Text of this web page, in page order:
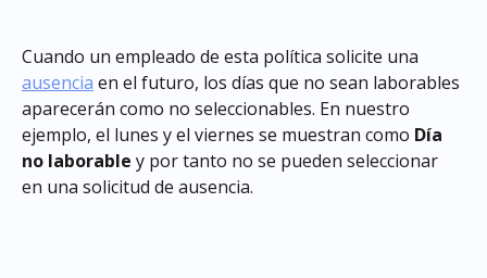
Cuando un empleado de esta política solicite una
ausencia en el futuro, los días que no sean laborables
aparecerán como no seleccionables. En nuestro
ejemplo, el lunes y el viernes se muestran como Día
no laborable y por tanto no se pueden seleccionar
en una solicitud de ausencia.